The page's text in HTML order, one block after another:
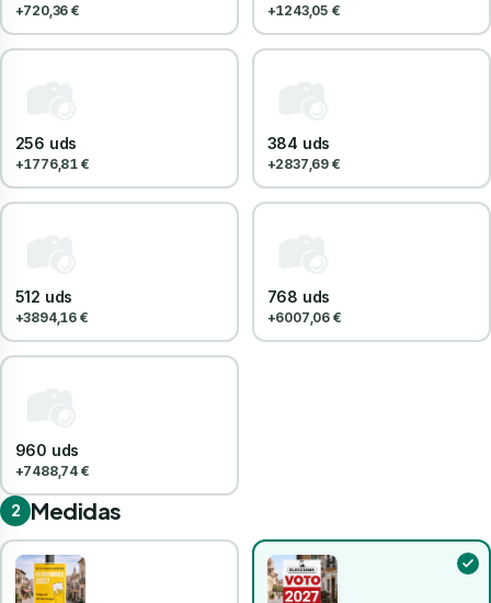
+720,36 € +1243,05 €
256 uds
+1776,81 €
384 uds
+2837,69 €
512 uds
+3894,16 €
768 uds
+6007,06 €
960 uds
+7488,74 €
2 Medidas